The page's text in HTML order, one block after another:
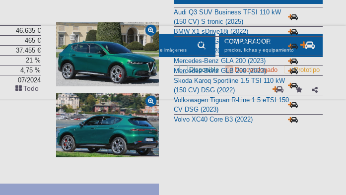
BUSCADOR
informaciones, fichas e imágenes
COMPARADOR
precios, fichas y equipamiento
Disponible Descatalogado Prototipo
Todo
46.635 €
465 €
37.455 €
21 %
4,75 %
07/2024
Audi Q3 SUV Business TFSI 110 kW
(150 CV) S tronic (2025)
BMW X1 sDrive18i (2022)
KIA Sportage GT-Line 1.6 T-GDi 4x2
DCT 150 CV (2025)
Mercedes-Benz GLA 200 (2023)
Mercedes-Benz GLB 200 (2023)
Skoda Karoq Sportline 1.5 TSI 110 kW
(150 CV) DSG (2022)
Volkswagen Tiguan R-Line 1.5 eTSI 150
CV DSG (2023)
Volvo XC40 Core B3 (2022)